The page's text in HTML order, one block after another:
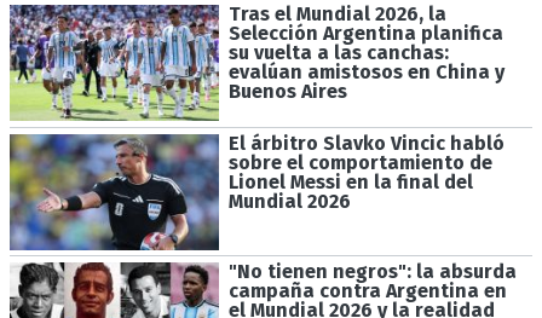
Tras el Mundial 2026, la
Selección Argentina planifica
su vuelta a las canchas:
evalúan amistosos en China y
Buenos Aires
El árbitro Slavko Vincic habló
sobre el comportamiento de
Lionel Messi en la final del
Mundial 2026
"No tienen negros": la absurda
campaña contra Argentina en
el Mundial 2026 y la realidad